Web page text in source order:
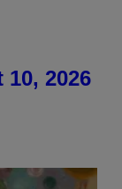
2026